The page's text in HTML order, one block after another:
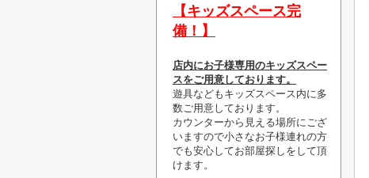
【キッズスペース完
備！】
店内にお子様専用のキッズスペー
スをご用意しております。
遊具などもキッズスペース内に多
数ご用意しております。
カウンターから見える場所にござ
いますので小さなお子様連れの方
でも安心してお部屋探しをして頂
けます。